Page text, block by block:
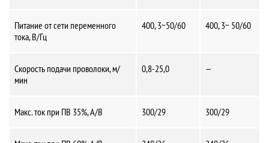
Питание от сети переменного
тока, В/Гц
400, 3~50/60 400, 3~ 50/60
Скорость подачи проволоки, м/
мин
0,8-25,0 —
Макс. ток при ПВ 35%, А/В 300/29 300/29